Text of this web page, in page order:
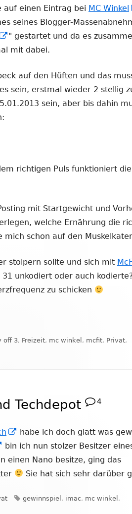
auf einen Eintrag bei MC Winkel
seines Blogger-
In
neuem
öffnen
" gestartet und da es
mit dabei.
auf den Hüften und das
sein, erstmal wieder 2 stellig
sein, aber bis dahin
richtigen Puls funktioniert die
mit Startgewicht und
welche Ernährung die
schon auf den Muskelkater
stolpern sollte und sich mit
unkodiert oder auch
zu schicken
off 3, Freizeit, mc winkel , mcfit, Privat,
Techdepot 4
In
neuem
Fenster
öffnen
habe ich doch glatt was
In
neuem
Fenster
bin ich nun stolzer Besitzer
einen Nano besitze, ging das
Sie hat sich sehr darüber
Schlagwörter
gewinnspiel , imac, mc winkel ,
an MC Winkel und Techdepot